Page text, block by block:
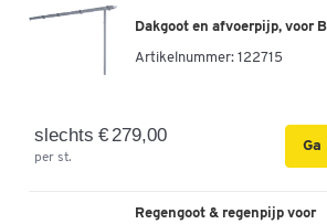
Dakgoot en afvoerpijp, voor
Artikelnummer: 122715
slechts € 279,00
per st.
Regengoot & regenpijp voor